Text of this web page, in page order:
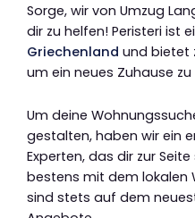
Sorge, wir von Umzug
dir zu helfen! Peristeri ist
Griechenland und bietet
um ein neues Zuhause zu
Um deine
gestalten, haben wir ein
Experten, das dir zur
bestens mit dem lokalen
sind stets auf dem